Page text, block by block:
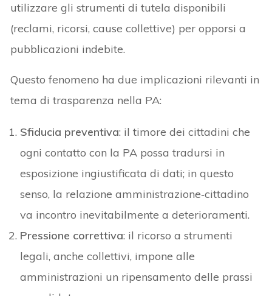
utilizzare gli strumenti di tutela disponibili
(reclami, ricorsi, cause collettive) per opporsi a
pubblicazioni indebite.
Questo fenomeno ha due implicazioni rilevanti in
tema di trasparenza nella PA:
Sfiducia preventiva: il timore dei cittadini che
ogni contatto con la PA possa tradursi in
esposizione ingiustificata di dati; in questo
senso, la relazione amministrazione‐cittadino
va incontro inevitabilmente a deterioramenti.
Pressione correttiva: il ricorso a strumenti
legali, anche collettivi, impone alle
amministrazioni un ripensamento delle prassi